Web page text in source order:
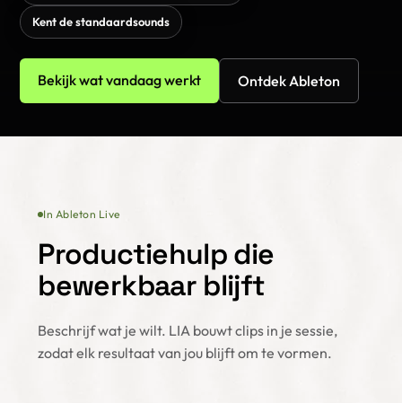
Kent de standaardsounds
Bekijk wat vandaag werkt Ontdek Ableton
In Ableton Live
Productiehulp die
bewerkbaar blijft
Beschrijf wat je wilt. LIA bouwt clips in je sessie,
zodat elk resultaat van jou blijft om te vormen.